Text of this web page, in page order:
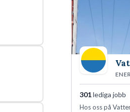
301lediga jobb
Hos oss på